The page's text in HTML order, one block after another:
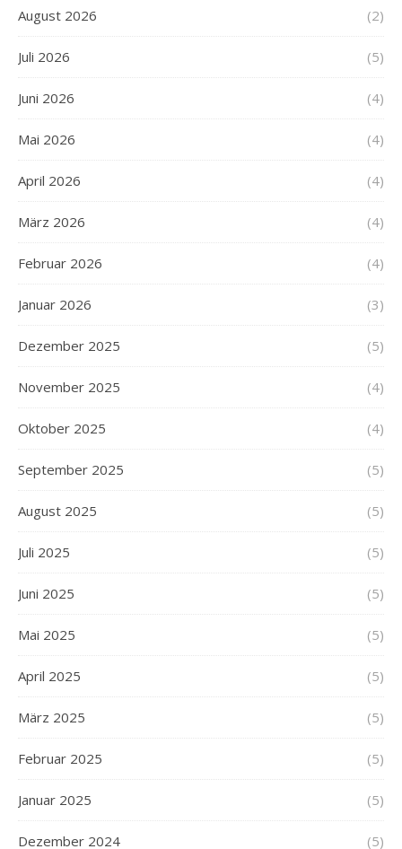
August 2026 (2)
Juli 2026 (5)
Juni 2026 (4)
Mai 2026 (4)
April 2026 (4)
März 2026 (4)
Februar 2026 (4)
Januar 2026 (3)
Dezember 2025 (5)
November 2025 (4)
Oktober 2025 (4)
September 2025 (5)
August 2025 (5)
Juli 2025 (5)
Juni 2025 (5)
Mai 2025 (5)
April 2025 (5)
März 2025 (5)
Februar 2025 (5)
Januar 2025 (5)
Dezember 2024 (5)